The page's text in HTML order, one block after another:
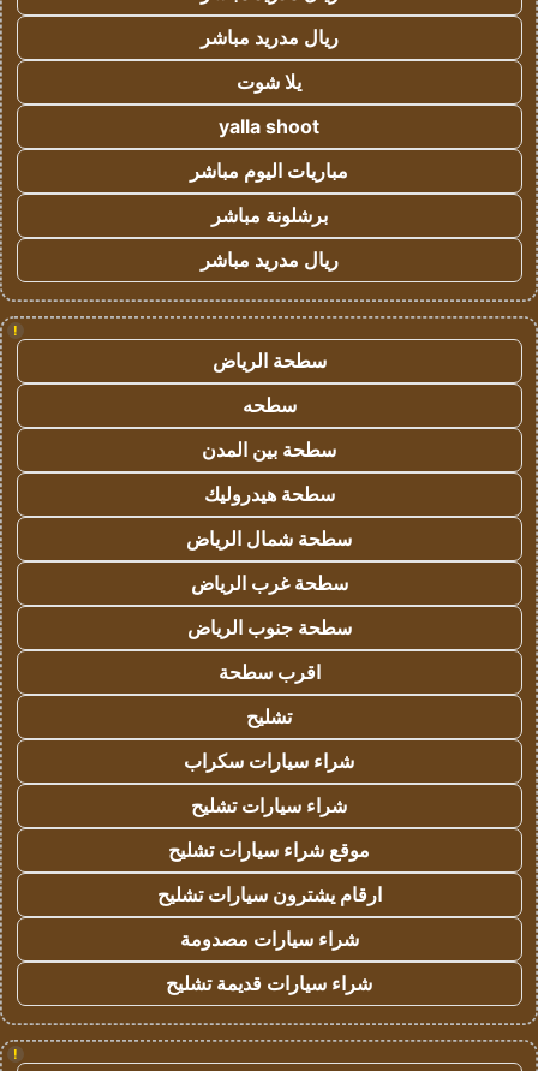
ريال مدريد مباشر
يلا شوت
yalla shoot
مباريات اليوم مباشر
برشلونة مباشر
ريال مدريد مباشر
!
سطحة الرياض
سطحه
سطحة بين المدن
سطحة هيدروليك
سطحة شمال الرياض
سطحة غرب الرياض
سطحة جنوب الرياض
اقرب سطحة
تشليح
شراء سيارات سكراب
شراء سيارات تشليح
موقع شراء سيارات تشليح
ارقام يشترون سيارات تشليح
شراء سيارات مصدومة
شراء سيارات قديمة تشليح
!